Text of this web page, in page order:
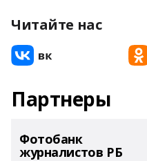
Читайте нас
Партнеры
Фотобанк
журналистов РБ